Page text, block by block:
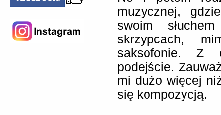
muzycznej,
swoim
skrzypcach,
saksofonie. Z
podejście.
mi dużo więcej
się kompozycją.